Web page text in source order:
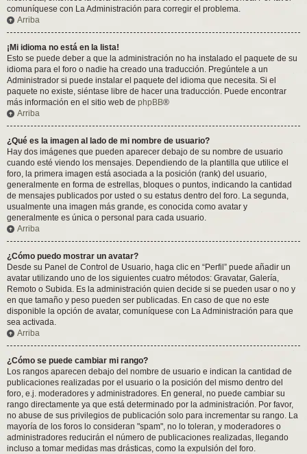
comuníquese con La Administración para corregir el problema.
Arriba
¡Mi idioma no está en la lista!
Esto se puede deber a que la administración no ha instalado el paquete de su
idioma para el foro o nadie ha creado una traducción. Pregúntele a un
Administrador si puede instalar el paquete del idioma que necesita. Si el
paquete no existe, siéntase libre de hacer una traducción. Puede encontrar
más información en el sitio web de phpBB®
Arriba
¿Qué es la imagen al lado de mi nombre de usuario?
Hay dos imágenes que pueden aparecer debajo de su nombre de usuario
cuando esté viendo los mensajes. Dependiendo de la plantilla que utilice el
foro, la primera imagen está asociada a la posición (rank) del usuario,
generalmente en forma de estrellas, bloques o puntos, indicando la cantidad
de mensajes publicados por usted o su estatus dentro del foro. La segunda,
usualmente una imagen más grande, es conocida como avatar y
generalmente es única o personal para cada usuario.
Arriba
¿Cómo puedo mostrar un avatar?
Desde su Panel de Control de Usuario, haga clic en “Perfil” puede añadir un
avatar utilizando uno de los siguientes cuatro métodos: Gravatar, Galería,
Remoto o Subida. Es la administración quien decide si se pueden usar o no y
en que tamaño y peso pueden ser publicadas. En caso de que no este
disponible la opción de avatar, comuníquese con La Administración para que
sea activada.
Arriba
¿Cómo se puede cambiar mi rango?
Los rangos aparecen debajo del nombre de usuario e indican la cantidad de
publicaciones realizadas por el usuario o la posición del mismo dentro del
foro, e.j. moderadores y administradores. En general, no puede cambiar su
rango directamente ya que está determinado por la administración. Por favor,
no abuse de sus privilegios de publicación solo para incrementar su rango. La
mayoría de los foros lo consideran "spam", no lo toleran, y moderadores o
administradores reducirán el número de publicaciones realizadas, llegando
incluso a tomar medidas mas drásticas, como la expulsión del foro.